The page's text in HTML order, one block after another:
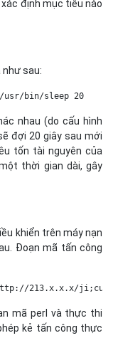
định mục tiêu nào
sau:
bin/sleep 20
nhau (do cấu hình
đợi 20 giây sau mới
tốn tài nguyên của
thời gian dài, gây
khiển trên máy nạn
Đoạn mã tấn công
213.x.x.x/
mã perl và thực thi
kẻ tấn công thực